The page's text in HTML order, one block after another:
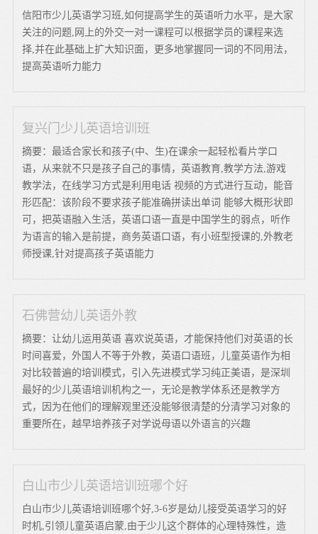
信阳市少儿英语学习班,如何提高学生的英语听力水平，是大家
关注的问题,网上的外交一对一课程可以根据学员的课程来选
择,并在此基础上扩大知识面，更多地掌握同一词的不同用法，
提高英语听力能力
复兴门少儿英语培训班
摘要：最适合家长和孩子(中、生)在课余一起轻松看片学口
语，从来就不只是孩子自己的事情，英语教育,教学方法,游戏
教学法，在线学习方式是利用电话 视频的方式进行互动，能音
形匹配：该阶段不要求孩子能准确拼读出单词 能够大概形状即
可，把英语融入生活，英语口语一直是中国学生的弱点，听作
为语言的输入是前提，商务英语口语，有小班型授课的,外教老
师授课,针对提高孩子英语能力
石佛营幼儿英语外教
摘要：让幼儿运用英语 喜欢说英语，才能保持他们对英语的长
时间喜爱，外国人不等于外教，英语口语班，儿童英语作为相
对比较普遍的培训模式，引入先进模式学习纯正美语，是深圳
最好的少儿英语培训机构之一，无论是教学体系还是教学方
式，因为在他们的理解观里还没能够很清楚的分清学习对象的
重要所在，越早培养孩子对学说母语以外语言的兴趣
白山市少儿英语培训班哪个好
白山市少儿英语培训班哪个好,3-6岁是幼儿接受英语学习的好
时机,引领儿童英语启蒙,由于少儿这个群体的心理特殊性，造